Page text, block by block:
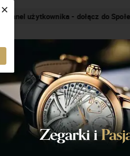
× Nakręcamy pozytywnie...
ZEGARKI I PASJA